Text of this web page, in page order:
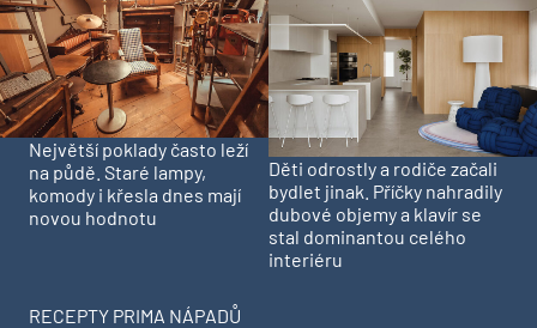
Největší poklady často leží
na půdě. Staré lampy,
komody i křesla dnes mají
novou hodnotu
Děti odrostly a rodiče začali
bydlet jinak. Příčky nahradily
dubové objemy a klavír se
stal dominantou celého
interiéru
RECEPTY PRIMA NÁPADŮ